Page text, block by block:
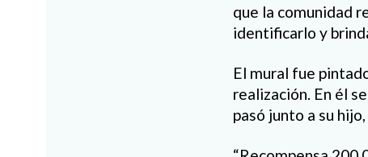
que la comunidad
identificarlo y
El mural fue
realización. En él
pasó junto a su